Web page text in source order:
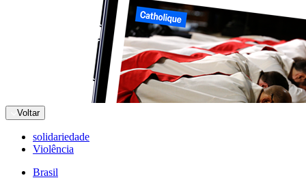
Voltar
solidariedade
Violência
Brasil